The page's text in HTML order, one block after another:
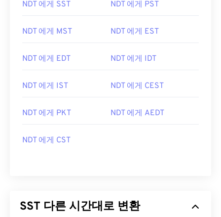
NDT 에게 SST NDT 에게 PST
NDT 에게 MST NDT 에게 EST
NDT 에게 EDT NDT 에게 IDT
NDT 에게 IST NDT 에게 CEST
NDT 에게 PKT NDT 에게 AEDT
NDT 에게 CST
SST 다른 시간대로 변환